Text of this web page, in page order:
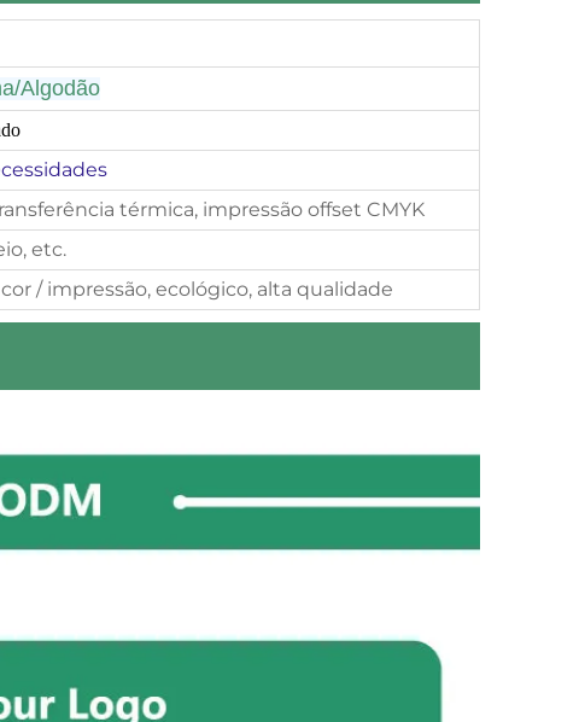
Algodão
térmica, impressão offset CMYK
etc.
/ impressão, ecológico, alta qualidade